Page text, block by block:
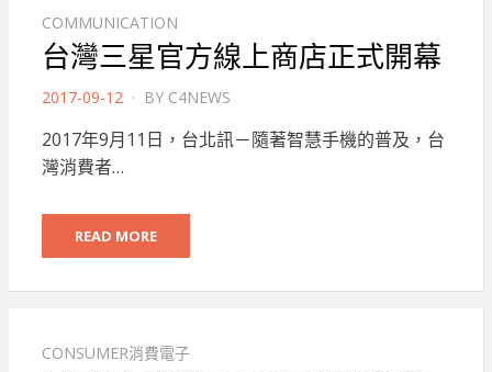
COMMUNICATION
台灣三星官方線上商店正式開幕
POSTED
2017-09-12 BY C4NEWS
2017年9月11日，台北訊－隨著智慧手機的普及，台
灣消費者…
READ MORE
CONSUMER消費電子